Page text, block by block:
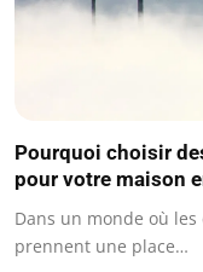
Pourquoi choisir
pour votre maison
Dans un monde où
prennent une place…